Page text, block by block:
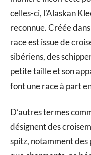
celles-ci, l’Alaskan
reconnue. Créée
race est issue de
sibériens, des
petite taille et son
font une race à part
D’autres termes
désignent des
spitz, notamment des